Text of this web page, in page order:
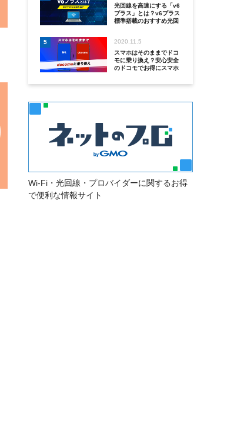
光回線を高速にする「v6
プラス」とは？v6プラス
標準搭載のおすすめ光回
5
2020.11.5
スマホはそのままでドコ
モに乗り換え？安心安全
のドコモでお得にスマホ
Wi-Fi・光回線・プロバイダーに関するお得
で便利な情報サイト